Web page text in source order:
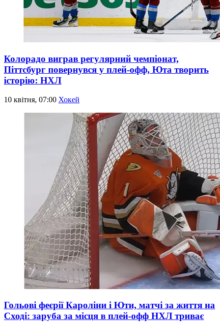
Колорадо виграв регулярний чемпіонат,
Піттсбург повернувся у плей-офф, Юта творить
історію: НХЛ
10 квітня, 07:00 Хокей
Гольові феєрії Кароліни і Юти, матчі за життя на
Сході: заруба за місця в плей-офф НХЛ триває